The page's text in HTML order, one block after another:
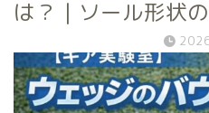
は？｜ソール形状